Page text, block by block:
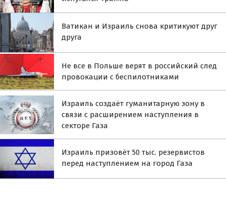
Ватикан и Израиль снова критикуют друг
друга
Не все в Польше верят в российский след
провокации с беспилотниками
Израиль создаёт гуманитарную зону в
связи с расширением наступления в
секторе Газа
Израиль призовёт 50 тыс. резервистов
перед наступлением на город Газа